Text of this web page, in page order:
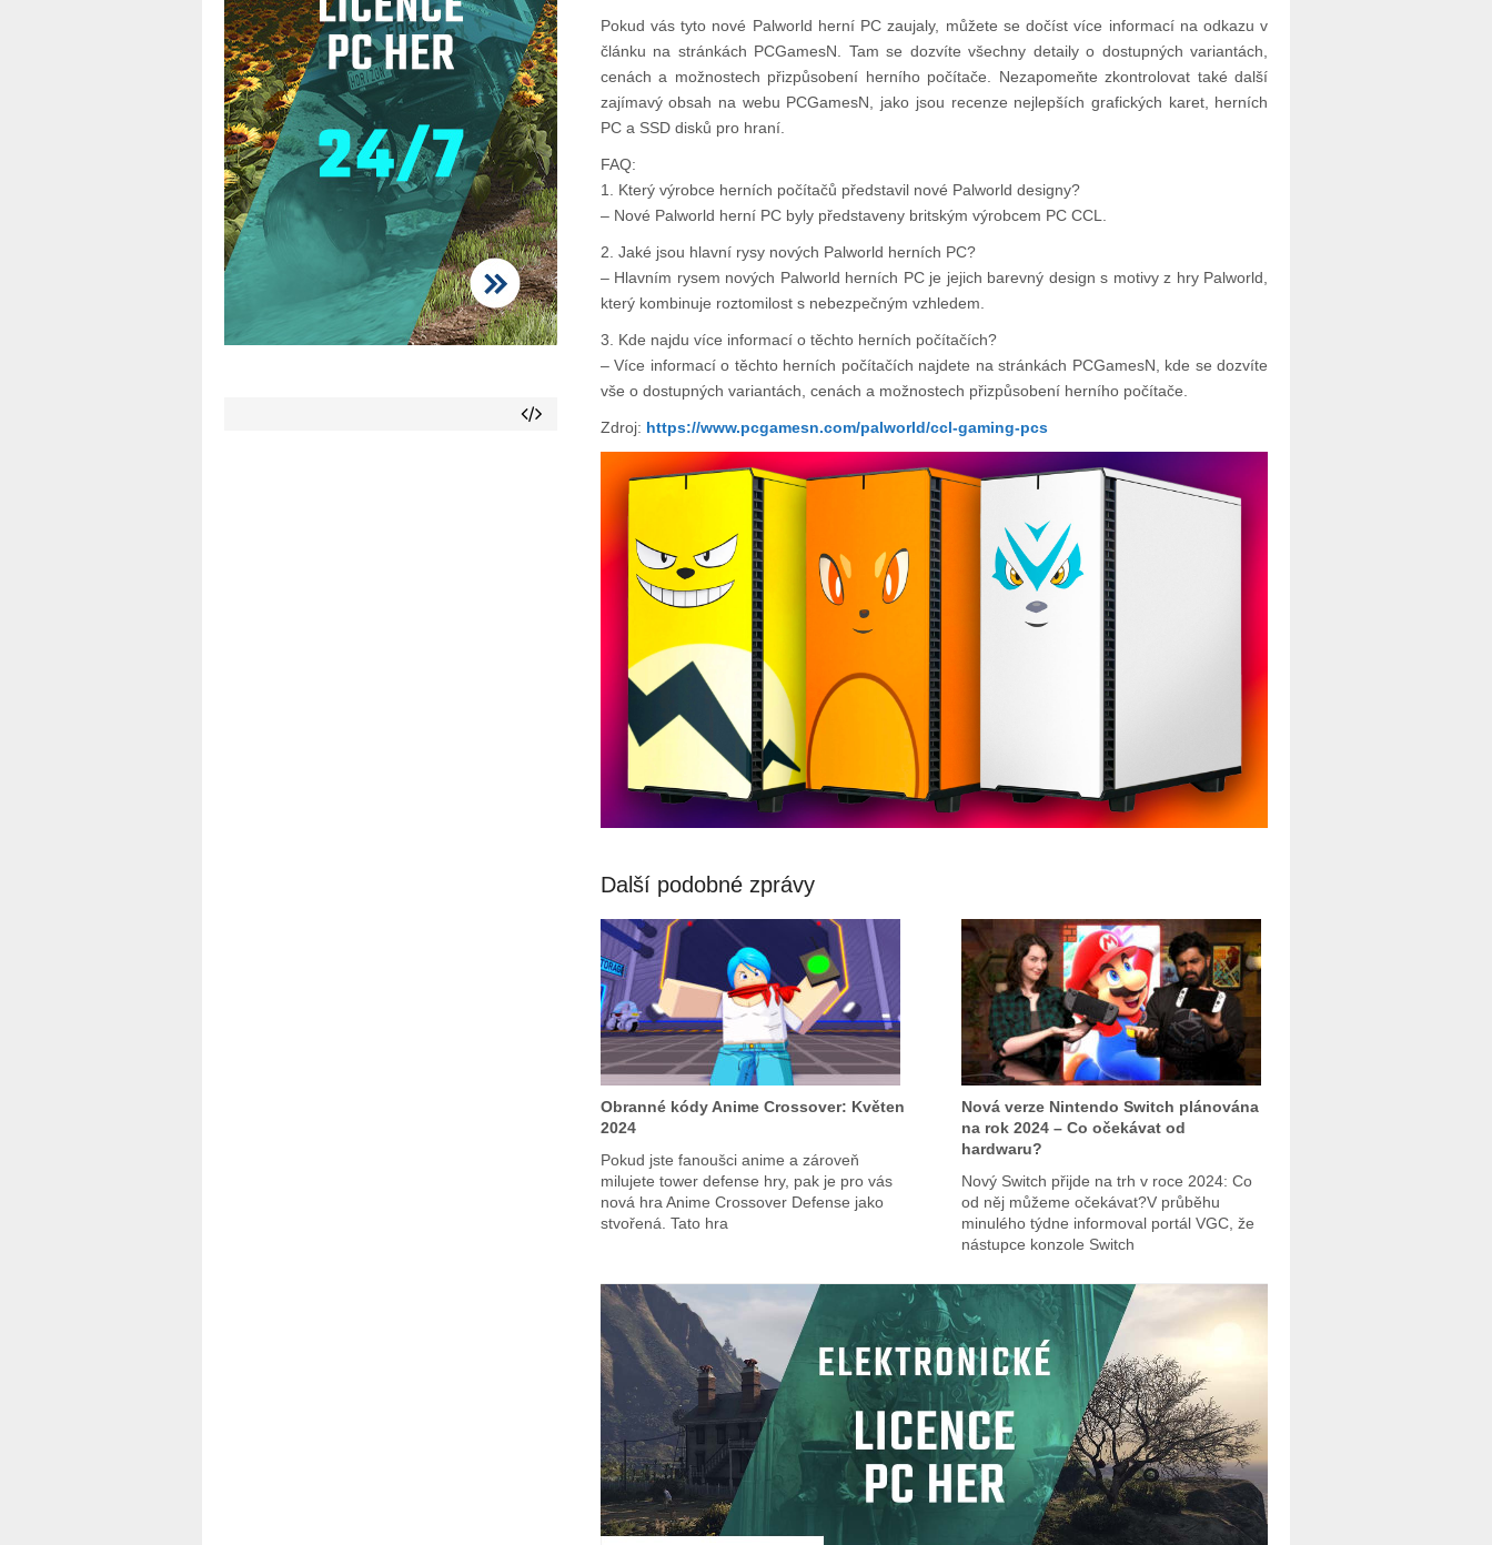
Pokud vás tyto nové Palworld herní PC zaujaly, můžete se dočíst více informací na odkazu v
článku na stránkách PCGamesN. Tam se dozvíte všechny detaily o dostupných variantách,
cenách a možnostech přizpůsobení herního počítače. Nezapomeňte zkontrolovat také další
zajímavý obsah na webu PCGamesN, jako jsou recenze nejlepších grafických karet, herních
PC a SSD disků pro hraní.
FAQ:
1. Který výrobce herních počítačů představil nové Palworld designy?
– Nové Palworld herní PC byly představeny britským výrobcem PC CCL.
2. Jaké jsou hlavní rysy nových Palworld herních PC?
– Hlavním rysem nových Palworld herních PC je jejich barevný design s motivy z hry Palworld,
který kombinuje roztomilost s nebezpečným vzhledem.
3. Kde najdu více informací o těchto herních počítačích?
– Více informací o těchto herních počítačích najdete na stránkách PCGamesN, kde se dozvíte
vše o dostupných variantách, cenách a možnostech přizpůsobení herního počítače.
Zdroj: https://www.pcgamesn.com/palworld/ccl-gaming-pcs
Další podobné zprávy
Obranné kódy Anime Crossover: Květen
2024
Pokud jste fanoušci anime a zároveň
milujete tower defense hry, pak je pro vás
nová hra Anime Crossover Defense jako
stvořená. Tato hra
Nová verze Nintendo Switch plánována
na rok 2024 – Co očekávat od
hardwaru?
Nový Switch přijde na trh v roce 2024: Co
od něj můžeme očekávat?V průběhu
minulého týdne informoval portál VGC, že
nástupce konzole Switch